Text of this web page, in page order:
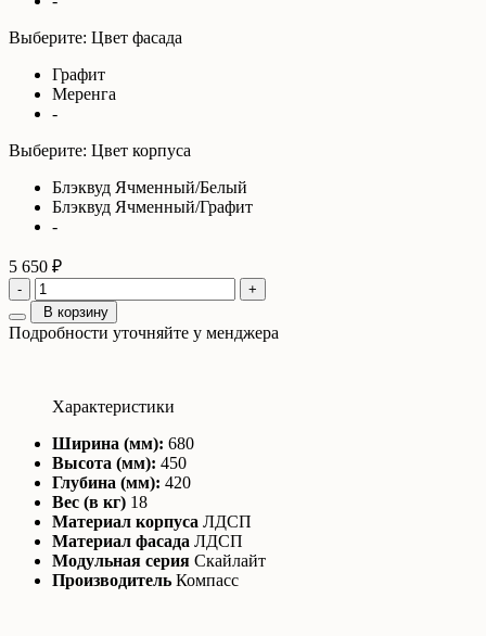
Выберите: Цвет фасада
Графит
Меренга
-
Выберите: Цвет корпуса
Блэквуд Ячменный/Белый
Блэквуд Ячменный/Графит
-
5 650 ₽
-
+
В корзину
Подробности уточняйте у менджера
Характеристики
Ширина (мм): 680
Высота (мм): 450
Глубина (мм): 420
Вес (в кг) 18
Материал корпуса ЛДСП
Материал фасада ЛДСП
Модульная серия Скайлайт
Производитель Компасс